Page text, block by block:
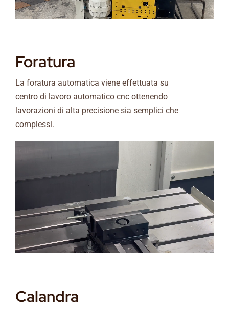
Foratura
La foratura automatica viene effettuata su
centro di lavoro automatico cnc ottenendo
lavorazioni di alta precisione sia semplici che
complessi.
Calandra